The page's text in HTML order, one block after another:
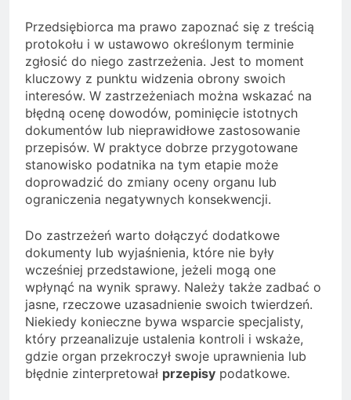
Przedsiębiorca ma prawo zapoznać się z treścią
protokołu i w ustawowo określonym terminie
zgłosić do niego zastrzeżenia. Jest to moment
kluczowy z punktu widzenia obrony swoich
interesów. W zastrzeżeniach można wskazać na
błędną ocenę dowodów, pominięcie istotnych
dokumentów lub nieprawidłowe zastosowanie
przepisów. W praktyce dobrze przygotowane
stanowisko podatnika na tym etapie może
doprowadzić do zmiany oceny organu lub
ograniczenia negatywnych konsekwencji.
Do zastrzeżeń warto dołączyć dodatkowe
dokumenty lub wyjaśnienia, które nie były
wcześniej przedstawione, jeżeli mogą one
wpłynąć na wynik sprawy. Należy także zadbać o
jasne, rzeczowe uzasadnienie swoich twierdzeń.
Niekiedy konieczne bywa wsparcie specjalisty,
który przeanalizuje ustalenia kontroli i wskaże,
gdzie organ przekroczył swoje uprawnienia lub
błędnie zinterpretował przepisy podatkowe.